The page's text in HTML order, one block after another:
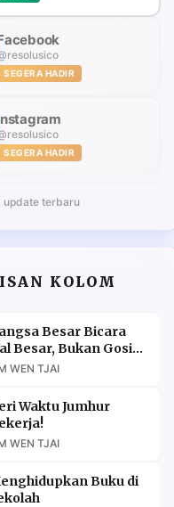
SEGERA HADIR
SEGERA HADIR
update terbaru
KOLOM
Besar Bicara
Besar, Bukan Gosip
WEN TJAI
Waktu Jumhur
WEN TJAI
Buku di